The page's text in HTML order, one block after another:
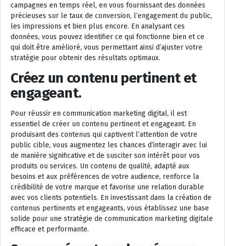
campagnes en temps réel, en vous fournissant des données
précieuses sur le taux de conversion, l’engagement du public,
les impressions et bien plus encore. En analysant ces
données, vous pouvez identifier ce qui fonctionne bien et ce
qui doit être amélioré, vous permettant ainsi d’ajuster votre
stratégie pour obtenir des résultats optimaux.
Créez un contenu pertinent et
engageant.
Pour réussir en communication marketing digital, il est
essentiel de créer un contenu pertinent et engageant. En
produisant des contenus qui captivent l’attention de votre
public cible, vous augmentez les chances d’interagir avec lui
de manière significative et de susciter son intérêt pour vos
produits ou services. Un contenu de qualité, adapté aux
besoins et aux préférences de votre audience, renforce la
crédibilité de votre marque et favorise une relation durable
avec vos clients potentiels. En investissant dans la création de
contenus pertinents et engageants, vous établissez une base
solide pour une stratégie de communication marketing digitale
efficace et performante.